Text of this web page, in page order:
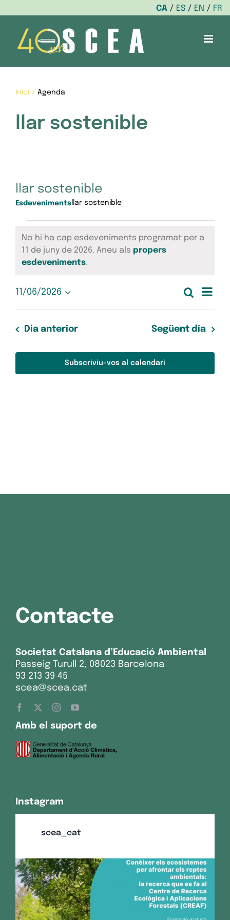
CA ES EN
FR
content
Inici> Agenda
llar sostenible
llar sostenible
Esdeveniments llar sostenible
Esdeveniments
del
de
No hi ha cap esdeveniments programat per a
11 de juny de 2026. Aneu als propers
esdeveniments.
Cerca
de
Dia
11/06/2026
una
data.
Dia anterior Següent dia
Subscriviu-vos al calendari
Contacte
Societat Catalana d’Educació Ambiental
Passeig Turull 2, 08023 Barcelona
93 213 39 45
scea@scea.cat
Amb el suport de
Instagram
scea_cat